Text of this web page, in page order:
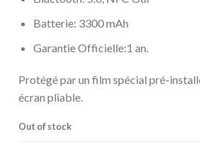
Batterie: 3300 mAh
Garantie Officielle:1 an.
Protégé par un film spécial pré-
écran pliable.
Out of stock